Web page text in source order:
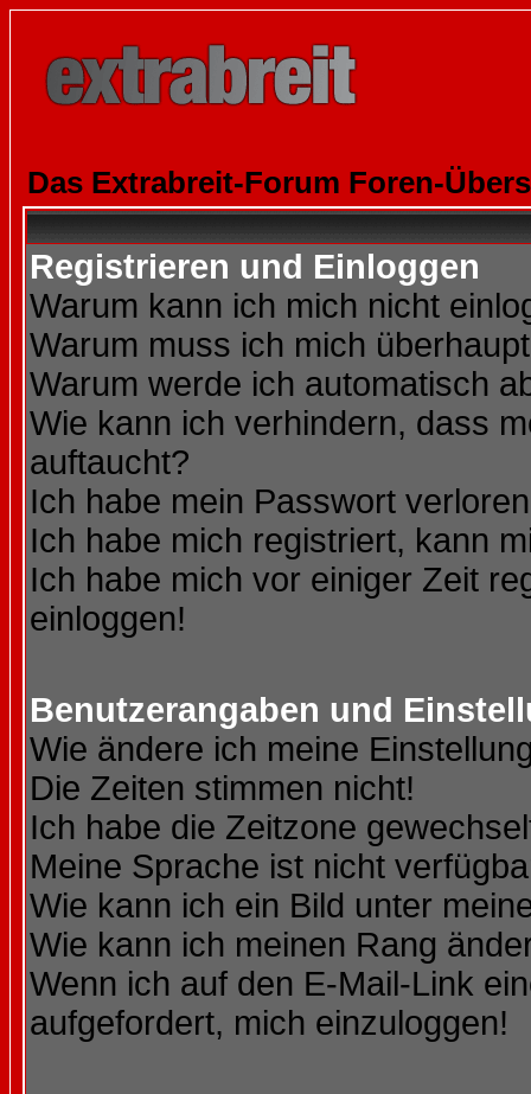
Das Extrabreit-Forum Foren-
Registrieren und Einloggen
Warum kann ich mich nicht
Warum muss ich mich
Warum werde ich automatisch
Wie kann ich verhindern, dass
auftaucht?
Ich habe mein Passwort
Ich habe mich registriert, kann
Ich habe mich vor einiger Zeit
einloggen!
Benutzerangaben und
Wie ändere ich meine
Die Zeiten stimmen nicht!
Ich habe die Zeitzone
Meine Sprache ist nicht
Wie kann ich ein Bild unter
Wie kann ich meinen Rang
Wenn ich auf den E-Mail-Link
aufgefordert, mich einzuloggen!